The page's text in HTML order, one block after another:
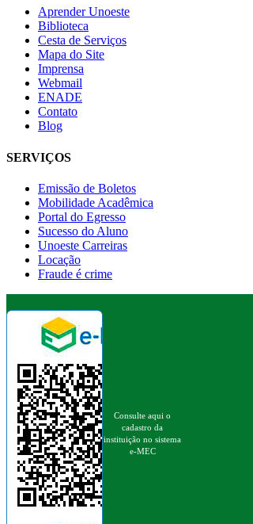
Aprender Unoeste
Biblioteca
Cesta de Serviços
Mapa do Site
Imprensa
Webmail
ENADE
Contato
Blog
SERVIÇOS
Emissão de Boletos
Mobilidade Acadêmica
Portal do Egresso
Sucesso do Aluno
Unoeste Carreiras
Locação
Fraude é crime
Consulte aqui o
cadastro da
instituição no sistema
e-MEC